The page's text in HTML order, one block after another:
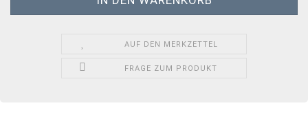
AUF DEN MERKZETTEL
FRAGE ZUM PRODUKT